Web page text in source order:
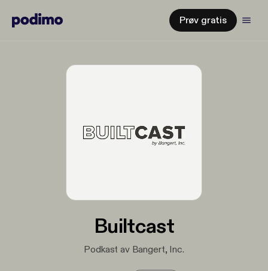
Prøv gratis
Builtcast
Podkast av Bangert, Inc.